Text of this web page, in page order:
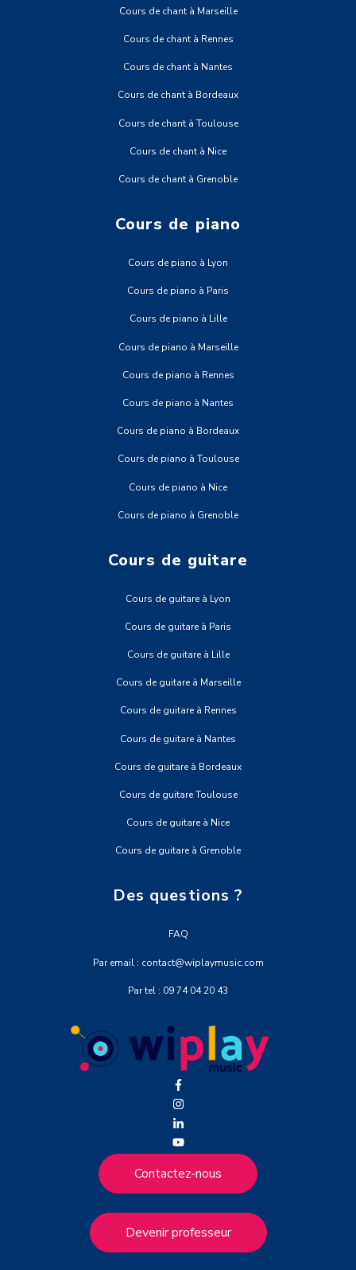
Cours de chant à Marseille
Cours de chant à Rennes
Cours de chant à Nantes
Cours de chant à Bordeaux
Cours de chant à Toulouse
Cours de chant à Nice
Cours de chant à Grenoble
Cours de piano
Cours de piano à Lyon
Cours de piano à Paris
Cours de piano à Lille
Cours de piano à Marseille
Cours de piano à Rennes
Cours de piano à Nantes
Cours de piano à Bordeaux
Cours de piano à Toulouse
Cours de piano à Nice
Cours de piano à Grenoble
Cours de guitare
Cours de guitare à Lyon
Cours de guitare à Paris
Cours de guitare à Lille
Cours de guitare à Marseille
Cours de guitare à Rennes
Cours de guitare à Nantes
Cours de guitare à Bordeaux
Cours de guitare Toulouse
Cours de guitare à Nice
Cours de guitare à Grenoble
Des questions ?
FAQ
Par email : contact@wiplaymusic.com
Par tel : 09 74 04 20 43
Contactez-nous
Devenir professeur